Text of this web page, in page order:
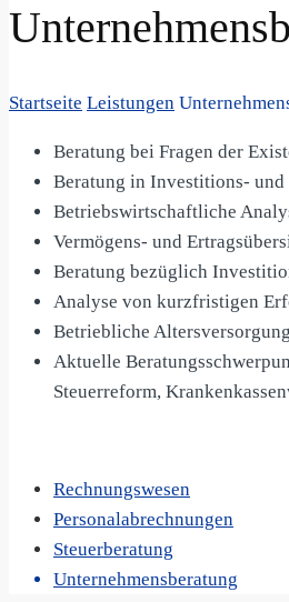
Startseite Leistungen
Beratung bei Fragen der
Beratung in Investitions-
Betriebswirtschaftliche
Vermögens- und
Beratung bezüglich
Analyse von kurzfristigen
Betriebliche Altersversorgung
Aktuelle
Steuerreform,
Rechnungswesen
Personalabrechnungen
Steuerberatung
Unternehmensberatung